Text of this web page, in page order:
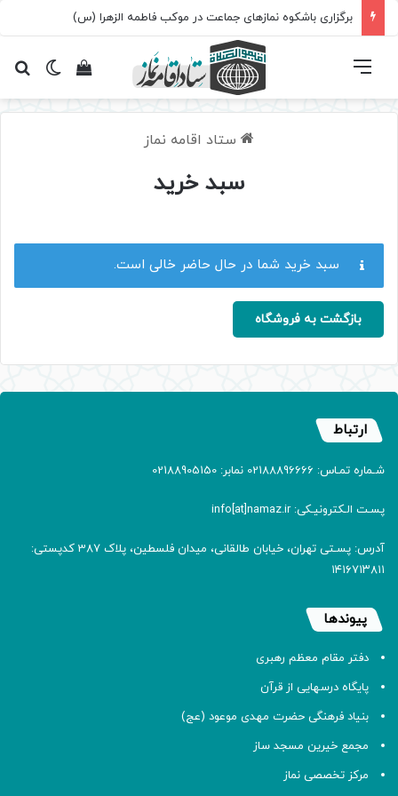
برگزاری باشکوه نمازهای جماعت در موکب فاطمه الزهرا (س)
تغییرمشاهده فهرست
ستاد اقامه نماز
سبد خرید
سبد خرید شما در حال حاضر خالی است.
بازگشت به فروشگاه
ارتباط
شـماره تمـاس: 02188896666 نمابر: 02188905150
پسـت الـکترونیـکی: info[at]namaz.ir
آدرس: پسـتی تهران، خیابان طالقانی، میدان فلسطین، پلاک 387 کدپستی:
۱۴۱۶۷۱۳۸۱۱
پیوندها
دفتر مقام معظم رهبری
پایگاه درسهایی از قرآن
بنیاد فرهنگی حضرت مهدی موعود (عج)
مجمع خیرین مسجد ساز
مرکز تخصصی نماز